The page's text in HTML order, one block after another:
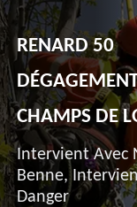
RENARD 50
CHAMPS DE
Intervient Avec
Benne,
Danger